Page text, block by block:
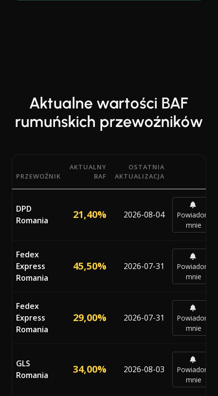
Aktualne wartości BAF
rumuńskich przewoźników
Aktualne wartości procentowe BAF (Bunker
PRZEWOŹNIK
AKTUALNY
BAF
OSTATNIA
AKTUALIZACJA
DPD
Romania
21,40% 2026-08-04
Powiadom
mnie
Fedex
Express
Romania
45,50% 2026-07-31
Powiadom
mnie
Fedex
Express
Romania
29,00% 2026-07-31
Powiadom
mnie
GLS
Romania
34,00% 2026-08-03
Powiadom
mnie